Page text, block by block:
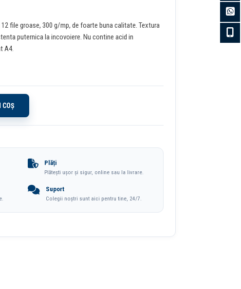
file groase, 300 g/mp, de foarte buna calitate. Textura
puternica la incovoiere. Nu contine acid in
A4.
COȘ
Plăți
Plătești ușor și sigur, online sau la livrare.
Suport
Colegii noștri sunt aici pentru tine, 24/7.